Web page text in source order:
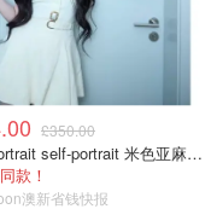
£350.00
Self-Portrait self-portrait 米色亚麻连衣裙
款！
澳新省钱快报